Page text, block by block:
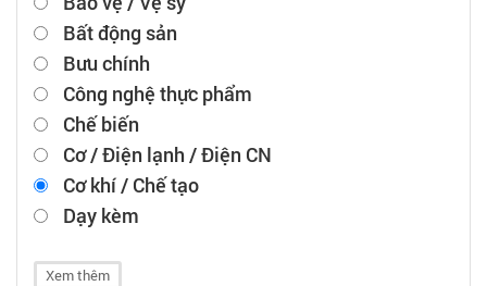
Bất động sản
Bưu chính
Công nghệ thực phẩm
Chế biến
Cơ / Điện lạnh / Điện CN
Cơ khí / Chế tạo
Dạy kèm
Xem thêm